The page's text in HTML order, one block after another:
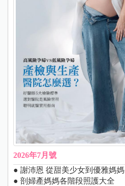
2026年7月號
● 謝沛恩 從甜美少女到優雅媽媽
● 剖婦產媽媽各階段照護大全